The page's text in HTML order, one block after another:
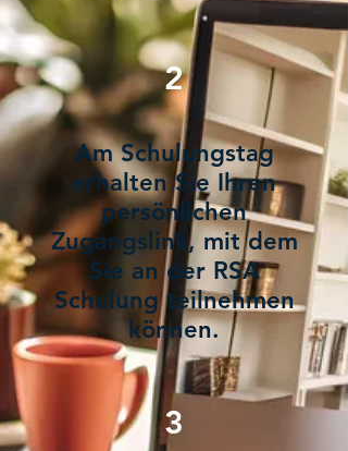
2
Am Schulungstag
erhalten Sie Ihren
persönlichen
Zugangslink, mit dem
Sie an der RSA
Schulung teilnehmen
können.
3